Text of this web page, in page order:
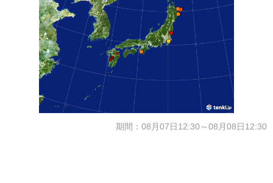
期間：08月07日12:30～08月08日12:30